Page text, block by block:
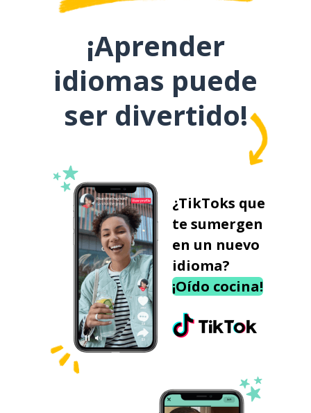
¡Aprender
idiomas puede
ser divertido!
¿TikToks que
te sumergen
en un nuevo
idioma?
¡Oído cocina!